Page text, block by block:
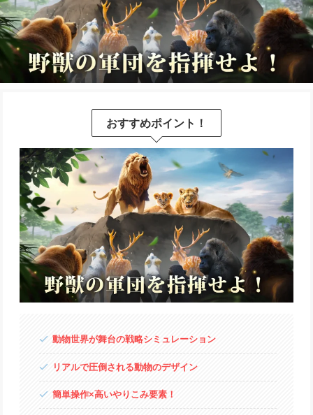
おすすめポイント！
動物世界が舞台の戦略シミュレーション
リアルで圧倒される動物のデザイン
簡単操作×高いやりこみ要素！